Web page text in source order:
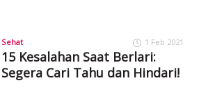
Sehat 1 Feb 2021
15 Kesalahan Saat Berlari:
Segera Cari Tahu dan Hindari!